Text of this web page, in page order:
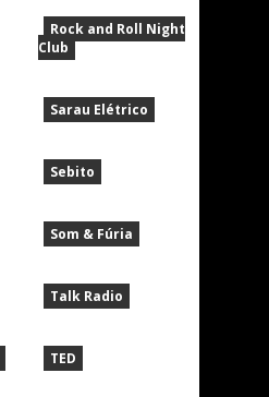
Rock and Roll Night
Club
Sarau Elétrico
Sebito
Som & Fúria
Talk Radio
TED